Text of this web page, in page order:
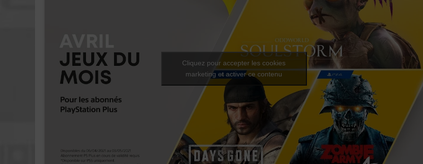
Cliquez pour accepter les cookies
marketing et activer ce contenu